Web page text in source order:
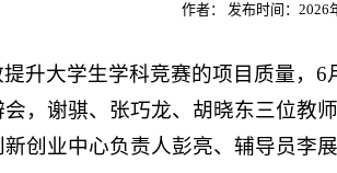
作者： 发布时间：2026
升大学生学科竞赛的项目质量，
会，谢骐、张巧龙、胡晓东三位教
创业中心负责人彭亮、辅导员李